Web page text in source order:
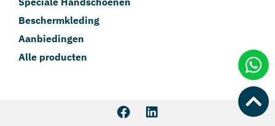
Beschermkleding
Aanbiedingen
Alle producten